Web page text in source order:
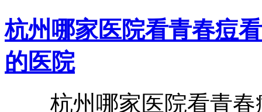
杭州哪家医院看青春痘
的医院
杭州哪家医院看青春